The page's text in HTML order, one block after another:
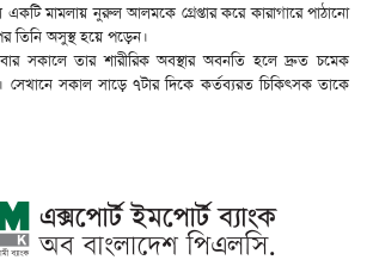
একটি মামলায় নুরুল আলমকে গ্রেপ্তার করে কারাগারে পাঠানো
তিনি অসুস্থ হয়ে পড়েন।
সকালে তার শারীরিক অবস্থার অবনতি হলে দ্রুত চমেক
সেখানে সকাল সাড়ে ৭টার দিকে কর্তব্যরত চিকিৎসক তাকে